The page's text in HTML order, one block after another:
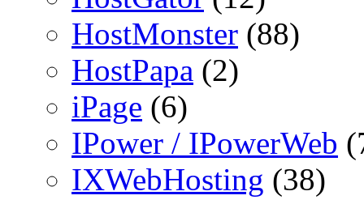
HostMonster (88)
HostPapa (2)
iPage (6)
IPower / IPowerWeb
IXWebHosting (38)